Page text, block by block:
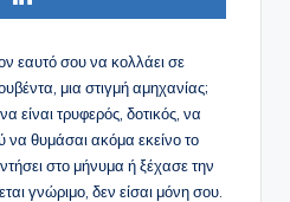
εαυτό σου να κολλάει σε
μια στιγμή αμηχανίας;
είναι τρυφερός, δοτικός, να
να θυμάσαι ακόμα εκείνο το
στο μήνυμα ή ξέχασε την
γνώριμο, δεν είσαι μόνη σου.